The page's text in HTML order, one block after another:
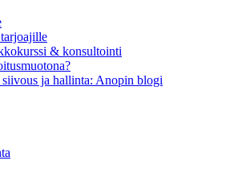
& konsultointi
ja hallinta: Anopin blogi